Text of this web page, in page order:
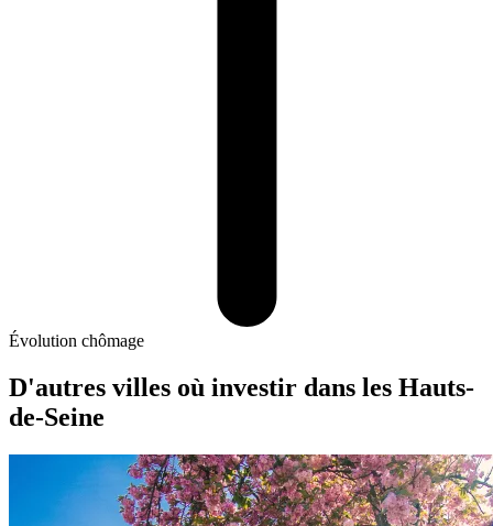
Évolution chômage
D'autres villes où investir dans les Hauts-
de-Seine
Asnières-sur-Seine